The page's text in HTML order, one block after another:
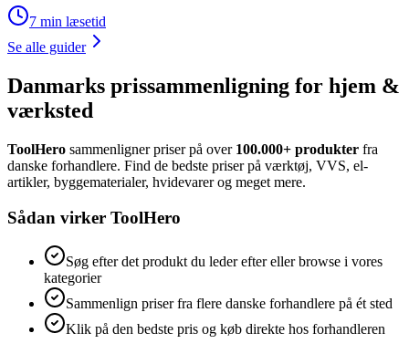
7 min læsetid
Se alle guider
Danmarks prissammenligning for hjem &
værksted
ToolHero sammenligner priser på over 100.000+ produkter fra
danske forhandlere. Find de bedste priser på værktøj, VVS, el-
artikler, byggematerialer, hvidevarer og meget mere.
Sådan virker ToolHero
Søg efter det produkt du leder efter eller browse i vores
kategorier
Sammenlign priser fra flere danske forhandlere på ét sted
Klik på den bedste pris og køb direkte hos forhandleren